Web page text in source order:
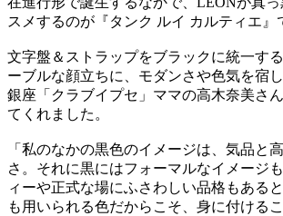
スメするのが『タンク ルイ カルティエ』
文字盤＆ストラップをブラックに統一す
ーブルな顔立ちに、モダンさや色気を宿
銀座「クラブイプセ」ママの高木奈美さ
てくれました。
「私のなかの黒色のイメージは、気品と
さ。それに黒にはフォーマルなイメージ
ィーや正式な場にふさわしい品格もある
も用いられる色だからこそ、身に付ける